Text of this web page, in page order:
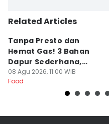
Related Articles
Tanpa Presto dan
Hemat Gas! 3 Bahan
Dapur Sederhana,
Daging Sapi Empuk
Dalam 15 Menit
08 Agu 2026, 11:00 WIB
Food